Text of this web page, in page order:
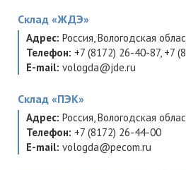
Склад «ЖДЭ»
Адрес: Россия,Вологодская
Телефон: +7 (8172) 26-40-87, +7
E-mail: vologda@jde.ru
Склад «ПЭК»
Адрес: Россия,Вологодская
Телефон: +7 (8172) 26-44-00
E-mail: vologda@pecom.ru